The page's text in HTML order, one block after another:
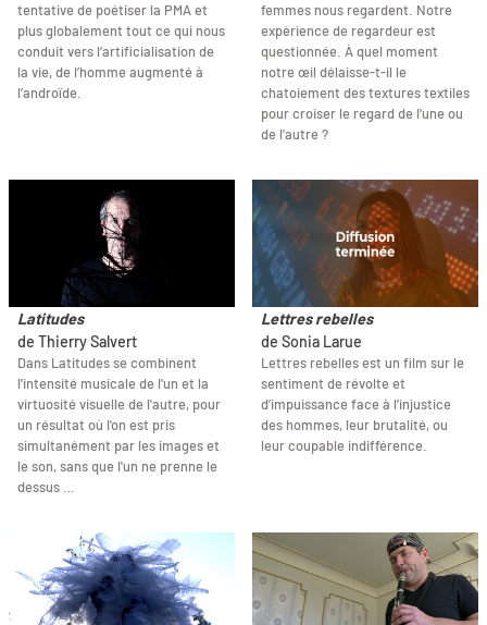
tentative de poétiser la PMA et
plus globalement tout ce qui nous
conduit vers l’artificialisation de
la vie, de l’homme augmenté à
l’androïde.
femmes nous regardent. Notre
expérience de regardeur est
questionnée. À quel moment
notre œil délaisse-t-il le
chatoiement des textures textiles
pour croiser le regard de l'une ou
de l'autre ?
Latitudes
de Thierry Salvert
Dans Latitudes se combinent
l'intensité musicale de l'un et la
virtuosité visuelle de l'autre, pour
un résultat où l'on est pris
simultanément par les images et
le son, sans que l'un ne prenne le
dessus …
Lettres rebelles
de Sonia Larue
Lettres rebelles est un film sur le
sentiment de révolte et
d’impuissance face à l’injustice
des hommes, leur brutalité, ou
leur coupable indifférence.